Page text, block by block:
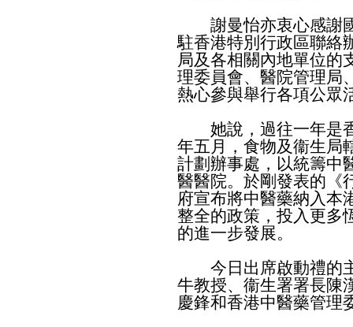
謝曼怡亦衷心感謝國
駐香港特別行政區聯絡
局及各相關內地單位的
理委員會、醫院管理局
熱心參與舉行各項公眾
她說，過往一年是香
年五月，食物及衞生局
計劃辦事處，以統籌中
醫醫院。於剛發表的《
府宣布將中醫藥納入本
整全的政策，投入更多
的進一步發展。
今日出席啟動禮的主
牛教授、衞生署署長陳
慶鋒和香港中醫藥管理